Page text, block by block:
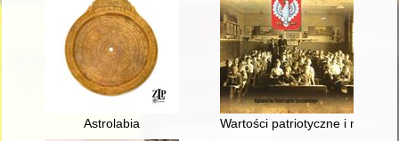
Astrolabia Wartości patriotyczne i